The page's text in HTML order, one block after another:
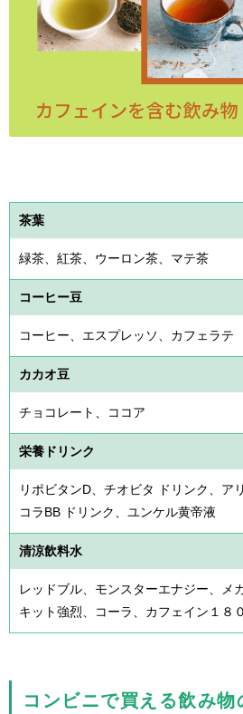
茶葉
緑茶、紅茶、ウーロン茶、マテ茶
コーヒー豆
コーヒー、エスプレッソ、カフェラテ
カカオ豆
チョコレート、ココア
栄養ドリンク
リポビタンD、チオビタ ドリンク、ア
コラBB ドリンク、ユンケル黄帝液
清涼飲料水
レッドブル、モンスターエナジー、メ
キット強烈、コーラ、カフェイン１８
コンビニで買える飲み物